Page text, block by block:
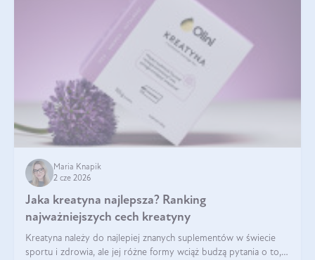
Maria Knapik
2 cze 2026
Jaka kreatyna najlepsza? Ranking
najważniejszych cech kreatyny
Kreatyna należy do najlepiej znanych suplementów w świecie
sportu i zdrowia, ale jej różne formy wciąż budzą pytania o to,